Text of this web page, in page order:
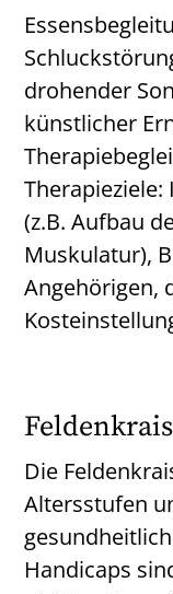
drohender
künstlicher
(z.B. Aufbau
Muskulatur),
Angehörigen,
Feldenkrais
Die
Altersstufen
Handicaps